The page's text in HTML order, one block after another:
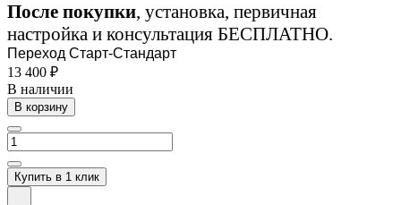
После покупки, установка, первичная
настройка и консультация БЕСПЛАТНО.
Переход Старт-Стандарт
13 400 ₽
В наличии
В корзину
Купить в 1 клик